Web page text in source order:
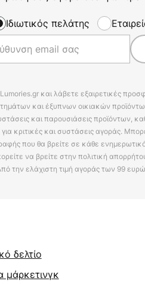
Ιδιωτικός πελάτης
και λάβετε εξαιρετικές
και έξυπνων οικιακών
και παρουσιάσεις προϊόντων,
κριτικές και συστάσεις αγοράς.
που θα βρείτε σε κάθε
να βρείτε στην πολιτική
την ελάχιστη τιμή αγοράς των 99
δελτίο
μάρκετινγκ